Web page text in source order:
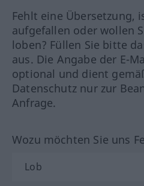
Fehlt eine Übersetzung,
aufgefallen oder wollen
loben? Füllen Sie bitte
aus. Die Angabe der E-
optional und dient
Datenschutz nur zur
Anfrage.
Wozu möchten Sie uns